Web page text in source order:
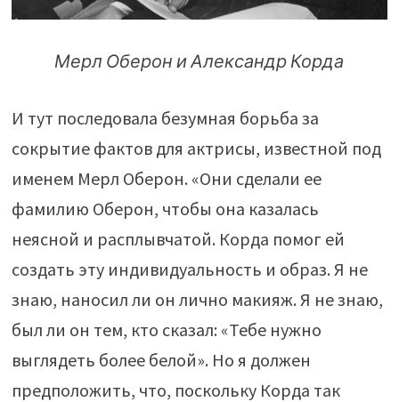
Мерл Оберон и Александр Корда
И тут последовала безумная борьба за
сокрытие фактов для актрисы, известной под
именем Мерл Оберон. «Они сделали ее
фамилию Оберон, чтобы она казалась
неясной и расплывчатой. Корда помог ей
создать эту индивидуальность и образ. Я не
знаю, наносил ли он лично макияж. Я не знаю,
был ли он тем, кто сказал: «Тебе нужно
выглядеть более белой». Но я должен
предположить, что, поскольку Корда так